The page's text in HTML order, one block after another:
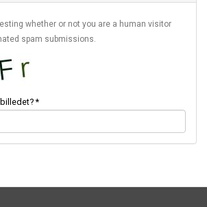
whether or not you are a human visitor
spam submissions.
billedet?*